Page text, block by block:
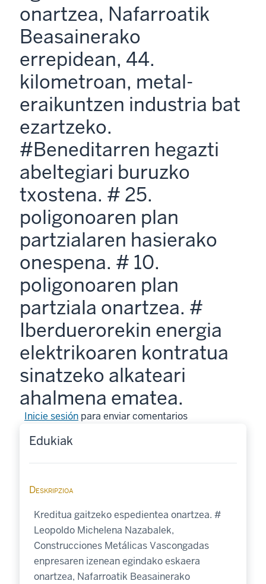
onartzea, Nafarroatik
Beasainerako
errepidean, 44.
kilometroan, metal-
eraikuntzen industria bat
ezartzeko.
#Beneditarren hegazti
abeltegiari buruzko
txostena. # 25.
poligonoaren plan
partzialaren hasierako
onespena. # 10.
poligonoaren plan
partziala onartzea. #
Iberduerorekin energia
elektrikoaren kontratua
sinatzeko alkateari
ahalmena ematea.
Inicie sesiónpara enviar comentarios
Edukiak
Deskripzioa
Kreditua gaitzeko espedientea onartzea. #
Leopoldo Michelena Nazabalek,
Construcciones Metálicas Vascongadas
enpresaren izenean egindako eskaera
onartzea, Nafarroatik Beasainerako